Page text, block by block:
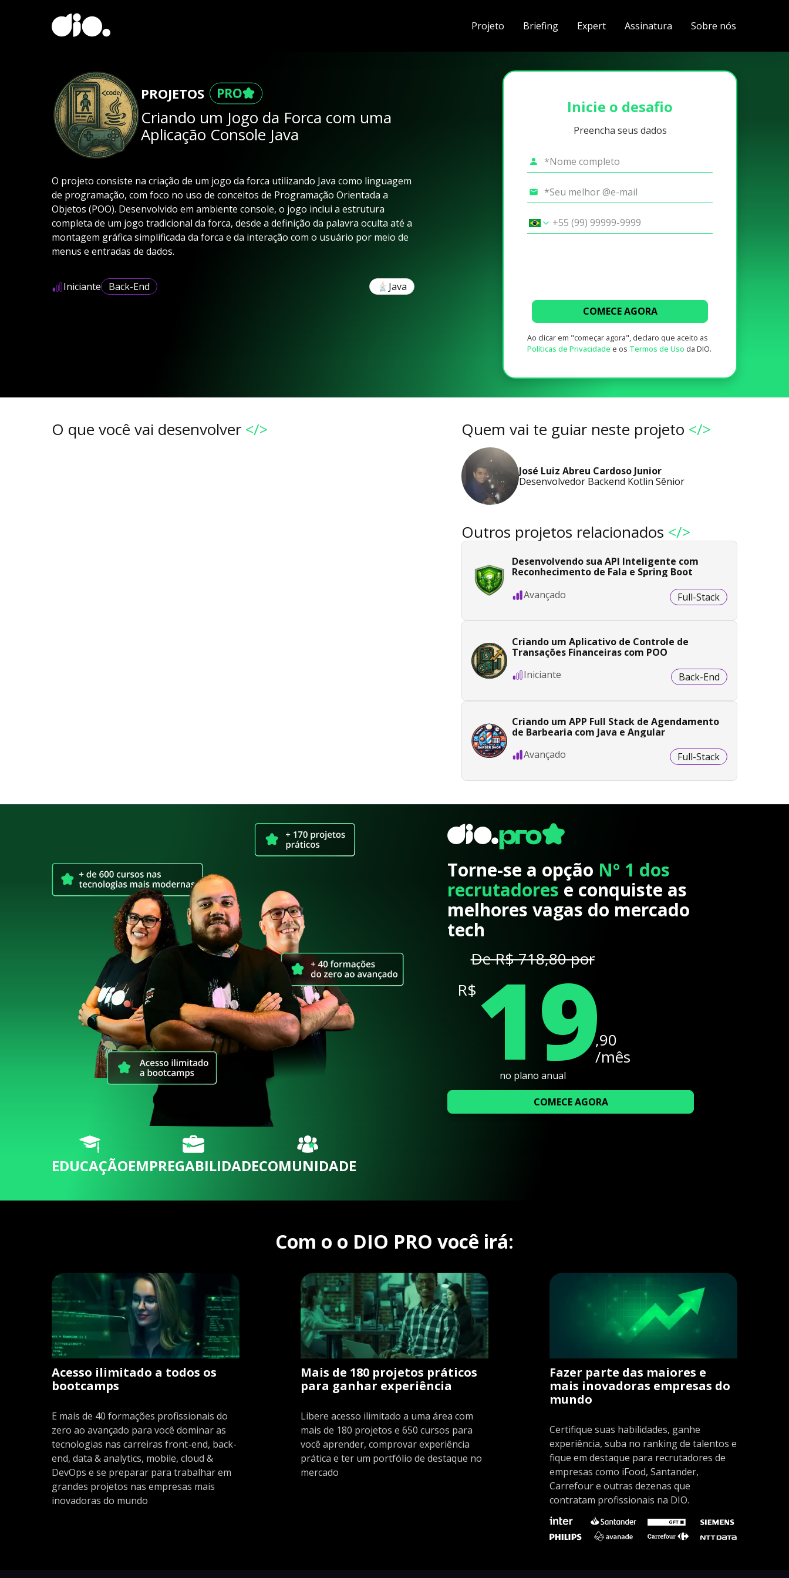
Projeto Briefing Expert Assinatura Sobre nós
PROJETOS
Criando um Jogo da Forca com uma
Aplicação Console Java
O projeto consiste na criação de um jogo da forca utilizando Java como linguagem
de programação, com foco no uso de conceitos de Programação Orientada a
Objetos (POO). Desenvolvido em ambiente console, o jogo inclui a estrutura
completa de um jogo tradicional da forca, desde a definição da palavra oculta até a
montagem gráfica simplificada da forca e da interação com o usuário por meio de
menus e entradas de dados.
Iniciante Back-End Java
Inicie o desafio
Preencha seus dados
COMECE AGORA
Ao clicar em "começar agora", declaro que aceito as
Políticas de Privacidade e os Termos de Uso da DIO.
O que você vai desenvolver </> Quem vai te guiar neste projeto </>
José Luiz Abreu Cardoso Junior
Desenvolvedor Backend Kotlin Sênior
Outros projetos relacionados </>
Desenvolvendo sua API Inteligente com
Reconhecimento de Fala e Spring Boot
Avançado
Full-Stack
Criando um Aplicativo de Controle de
Transações Financeiras com POO
Iniciante
Back-End
Criando um APP Full Stack de Agendamento
de Barbearia com Java e Angular
Avançado
Full-Stack
EDUCAÇÃOEMPREGABILIDADECOMUNIDADE
Torne-se a opção Nº 1 dos
recrutadores e conquiste as
melhores vagas do mercado
tech
De R$ 718,80 por
R$ 19,90
/mês
no plano anual
COMECE AGORA
Com o o DIO PRO você irá:
Acesso ilimitado a todos os
bootcamps
E mais de 40 formações profissionais do
zero ao avançado para você dominar as
tecnologias nas carreiras front-end, back-
end, data & analytics, mobile, cloud &
DevOps e se preparar para trabalhar em
grandes projetos nas empresas mais
inovadoras do mundo
Mais de 180 projetos práticos
para ganhar experiência
Libere acesso ilimitado a uma área com
mais de 180 projetos e 650 cursos para
você aprender, comprovar experiência
prática e ter um portfólio de destaque no
mercado
Fazer parte das maiores e
mais inovadoras empresas do
mundo
Certifique suas habilidades, ganhe
experiência, suba no ranking de talentos e
fique em destaque para recrutadores de
empresas como iFood, Santander,
Carrefour e outras dezenas que
contratam profissionais na DIO.